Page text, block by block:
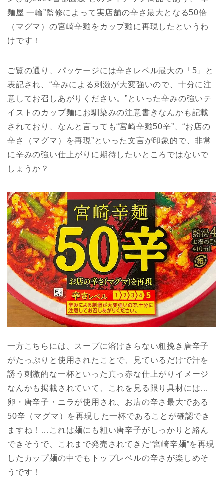
麺屋 一輪”監修によって実店舗の辛さ最大となる50倍
（マグマ）の宮崎辛麺をカップ麺に再現したというわ
けです！
ご覧の通り、パッケージには辛さレベル最大の「5」と
表記され、“辛みによる刺激が大変強いので、十分に注
意してお召しあがりください。”といった辛みの強いテ
イストのカップ麺にお馴染みの注意書きなんかも記載
されており、なんと言っても“宮崎辛麺50辛”、“お店の
辛さ（マグマ）を再現”といった文言が印象的で、非常
に辛みの強い仕上がりに期待したいところではないで
しょうか？
一方こちらには、スープに溶けきらない粗挽き唐辛子
がたっぷりと使用されたことで、見ているだけで汗を
誘う刺激的な一杯といった真っ赤な仕上がりイメージ
なんかも掲載されていて、これを見る限り具材には…
卵・唐辛子・ニラが使用され、お店の辛さ最大である
50辛（マグマ）を再現した一杯であることが確認でき
ますね！…これは麺にも粗い唐辛子がしっかりと絡ん
できそうで、これまで発売されてきた“宮崎辛麺”を再現
したカップ麺の中でもトップレベルの辛さが楽しめそ
うです！